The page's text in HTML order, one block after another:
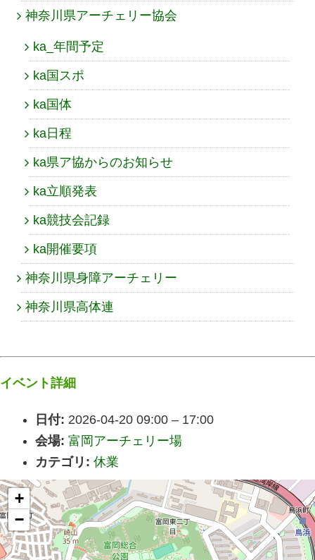
神奈川県アーチェリー協会
ka_年間予定
ka国スポ
ka国体
ka日程
ka県ア協からのお知らせ
ka立順発表
ka競技会記録
ka開催要項
神奈川県身障アーチェリー
神奈川県高体連
イベント詳細
日付: 2026-04-20 09:00 – 17:00
会場: 富岡アーチェリー場
カテゴリ: 休業
+
−